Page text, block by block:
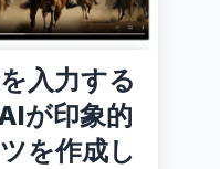
入力する
が印象的
を作成し